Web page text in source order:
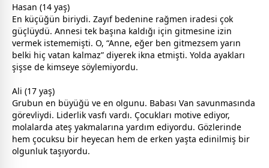
Hasan (14 yaş)
En küçüğün biriydi. Zayıf bedenine rağmen iradesi çok
güçlüydü. Annesi tek başına kaldığı için gitmesine izin
vermek istememişti. O, “Anne, eğer ben gitmezsem yarın
belki hiç vatan kalmaz” diyerek ikna etmişti. Yolda ayakları
şişse de kimseye söylemiyordu.
Ali (17 yaş)
Grubun en büyüğü ve en olgunu. Babası Van savunmasında
görevliydi. Liderlik vasfı vardı. Çocukları motive ediyor,
molalarda ateş yakmalarına yardım ediyordu. Gözlerinde
hem çocuksu bir heyecan hem de erken yaşta edinilmiş bir
olgunluk taşıyordu.